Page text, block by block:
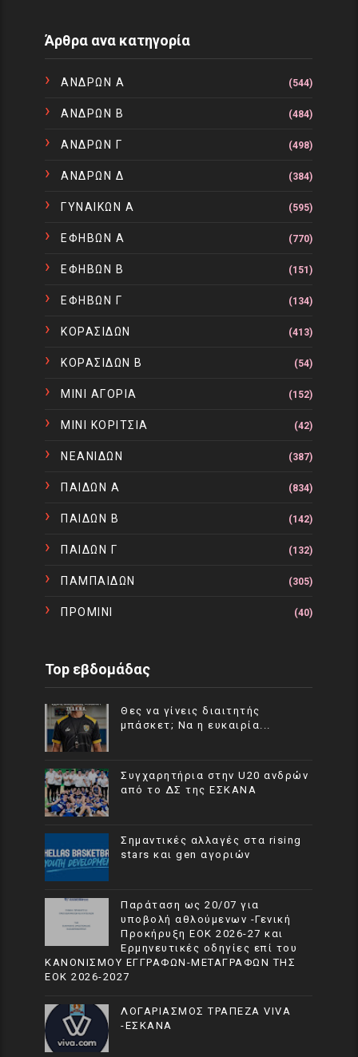
Άρθρα ανα κατηγορία
ΑΝΔΡΩΝ Α (544)
ΑΝΔΡΩΝ Β (484)
ΑΝΔΡΩΝ Γ (498)
ΑΝΔΡΩΝ Δ (384)
ΓΥΝΑΙΚΩΝ Α (595)
ΕΦΗΒΩΝ Α (770)
ΕΦΗΒΩΝ Β (151)
ΕΦΗΒΩΝ Γ (134)
ΚΟΡΑΣΙΔΩΝ (413)
ΚΟΡΑΣΙΔΩΝ Β (54)
ΜΙΝΙ ΑΓΟΡΙΑ (152)
ΜΙΝΙ ΚΟΡΙΤΣΙΑ (42)
ΝΕΑΝΙΔΩΝ (387)
ΠΑΙΔΩΝ Α (834)
ΠΑΙΔΩΝ Β (142)
ΠΑΙΔΩΝ Γ (132)
ΠΑΜΠΑΙΔΩΝ (305)
ΠΡΟΜΙΝΙ (40)
Top εβδομάδας
Θες να γίνεις διαιτητής
μπάσκετ; Να η ευκαιρία...
Συγχαρητήρια στην U20 ανδρών
από το ΔΣ της ΕΣΚΑΝΑ
Σημαντικές αλλαγές στα rising
stars και gen αγοριών
Παράταση ως 20/07 για
υποβολή αθλούμενων -Γενική
Προκήρυξη ΕΟΚ 2026-27 και
Ερμηνευτικές οδηγίες επί του
ΚΑΝΟΝΙΣΜΟΥ ΕΓΓΡΑΦΩΝ-ΜΕΤΑΓΡΑΦΩΝ ΤΗΣ
ΕΟΚ 2026-2027
ΛΟΓΑΡΙΑΣΜΟΣ ΤΡΑΠΕΖΑ VIVA
-ΕΣΚΑΝΑ